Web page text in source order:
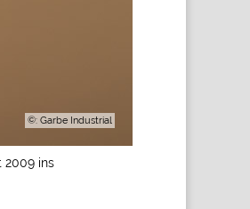
©: Garbe Industrial
2009 ins